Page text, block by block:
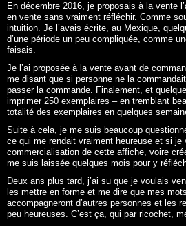
En décembre 2016, je proposais à la vente
en vente sans vraiment réfléchir. Comme
intuition. Je l’avais écrite, au Mexique,
d’une période un peu compliquée, comme
faisais.
Je l’ai proposée à la vente avant de
me disant que si personne ne la
passer la commande. Finalement, et
imprimer 250 exemplaires – en tremblant
totalité des exemplaires en quelques
Suite à cela, je me suis beaucoup
ce qui me rendait vraiment heureuse et si je
commercialisation de cette affiche, voire
me suis laissée quelques mois pour y
Deux ans plus tard, j’ai su que je voulais
les mettre en forme et me dire que mes
accompagneront d’autres personnes et les
peu heureuses. C’est ça, qui par ricochet,